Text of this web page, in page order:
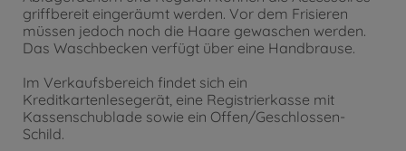
griffbereit eingeräumt werden. Vor dem Frisieren
müssen jedoch noch die Haare gewaschen werden.
Das Waschbecken verfügt über eine Handbrause.
Im Verkaufsbereich findet sich ein
Kreditkartenlesegerät, eine Registrierkasse mit
Kassenschublade sowie ein Offen/Geschlossen-
Schild.